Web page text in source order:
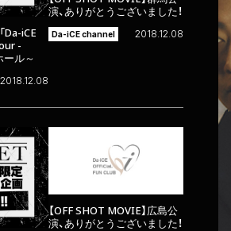
Da-iCE
-
ール～
2018.12.08
演、ありがとうございました！
Da-iCE channel 2018.12.08
【OFF SHOT MOVIE】広島公
演、ありがとうございました！